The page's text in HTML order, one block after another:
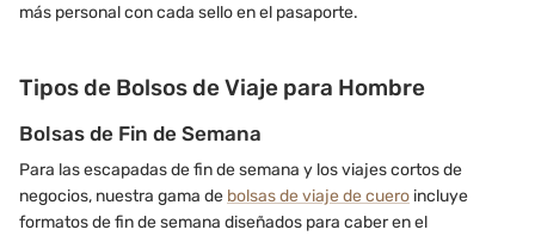
más personal con cada sello en el pasaporte.
Tipos de Bolsos de Viaje para Hombre
Bolsas de Fin de Semana
Para las escapadas de fin de semana y los viajes cortos de
negocios, nuestra gama de bolsas de viaje de cuero incluye
formatos de fin de semana diseñados para caber en el